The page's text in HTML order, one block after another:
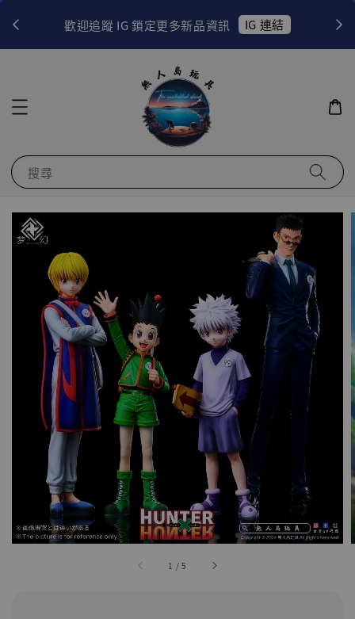
歡迎追蹤 IG 鎖定更多新品資訊 IG 連結
搜尋
1 /5